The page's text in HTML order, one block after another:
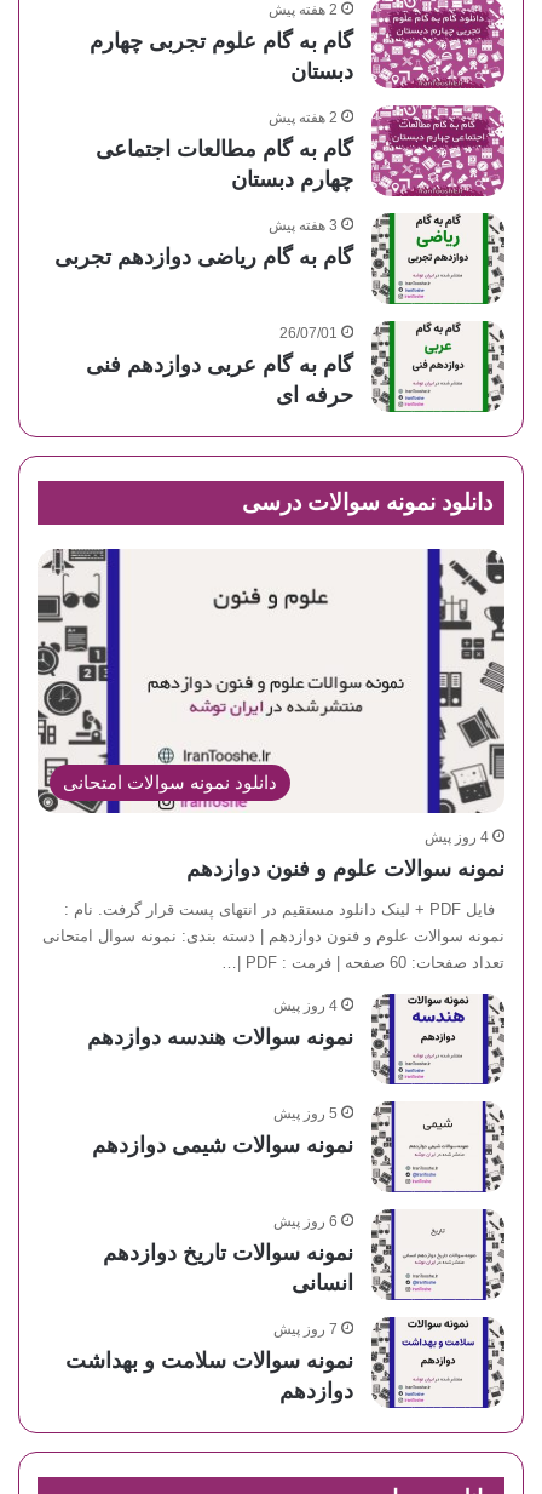
2 هفته پیش
گام به گام علوم تجربی چهارم
دبستان
2 هفته پیش
گام به گام مطالعات اجتماعی
چهارم دبستان
3 هفته پیش
گام به گام ریاضی دوازدهم تجربی
26/07/01
گام به گام عربی دوازدهم فنی
حرفه ای
دانلود نمونه سوالات درسی
دانلود نمونه سوالات امتحانی
4 روز پیش
نمونه سوالات علوم و فنون دوازدهم
فایل PDF + لینک دانلود مستقیم در انتهای پست قرار گرفت. نام :
نمونه سوالات علوم و فنون دوازدهم | دسته بندی: نمونه سوال امتحانی
تعداد صفحات: 60 صفحه | فرمت : PDF |…
4 روز پیش
نمونه سوالات هندسه دوازدهم
5 روز پیش
نمونه سوالات شیمی دوازدهم
6 روز پیش
نمونه سوالات تاریخ دوازدهم
انسانی
7 روز پیش
نمونه سوالات سلامت و بهداشت
دوازدهم